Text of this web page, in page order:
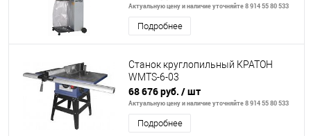
Актуальную цену и наличие уточняйте 8 914 55 80 533
Подробнее
Станок круглопильный КРАТОН
WMTS-6-03
68 676 руб. / шт
Актуальную цену и наличие уточняйте 8 914 55 80 533
Подробнее